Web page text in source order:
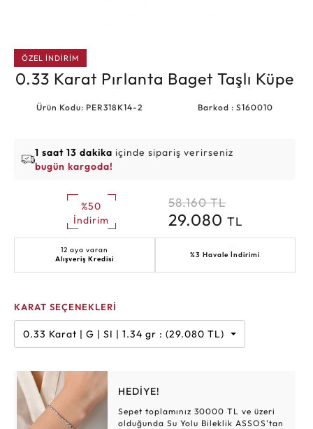
ÖZEL İNDİRİM
0.33 Karat Pırlanta Baget Taşlı Küpe
Ürün Kodu: PER318K14-2 Barkod : S160010
1 saat 13 dakika içinde sipariş verirseniz
bugün kargoda!
%50
İndirim
58.160 TL
29.080TL
12 aya varan
Alışveriş Kredisi
%3 Havale İndirimi
KARAT SEÇENEKLERİ
0.33 Karat | G | SI | 1.34 gr : (29.080 TL)
HEDİYE!
Sepet toplamınız 30000 TL ve üzeri
olduğunda Su Yolu Bileklik ASSOS'tan